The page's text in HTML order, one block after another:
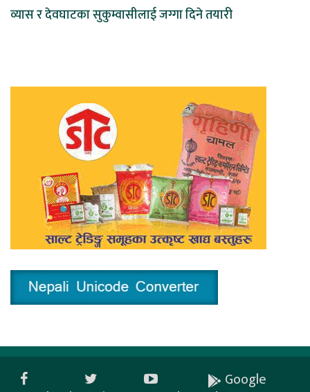
व्यास र देवघाटका सुकुम्वासीलाई जग्गा दिने तयारी
Google